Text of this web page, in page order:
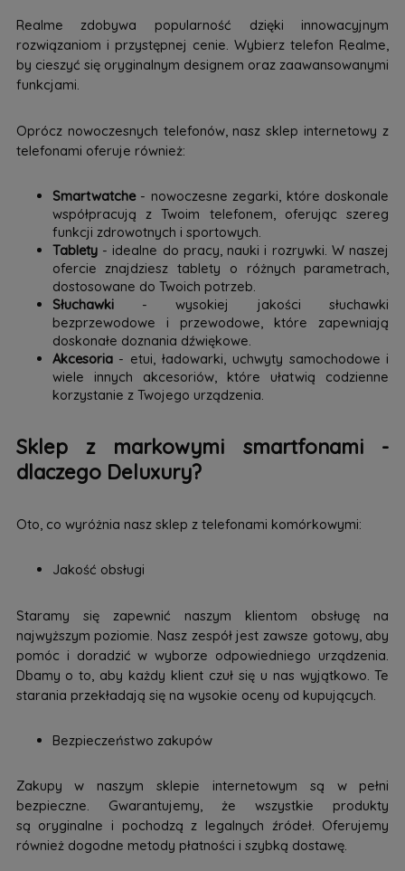
Realme zdobywa popularność dzięki innowacyjnym
rozwiązaniom i przystępnej cenie. Wybierz telefon Realme,
by cieszyć się oryginalnym designem oraz zaawansowanymi
funkcjami.
Oprócz nowoczesnych telefonów, nasz sklep internetowy z
telefonami oferuje również:
Smartwatche- nowoczesne zegarki, które doskonale
współpracują z Twoim telefonem, oferując szereg
funkcji zdrowotnych i sportowych.
Tablety- idealne do pracy, nauki i rozrywki. W naszej
ofercie znajdziesz tablety o różnych parametrach,
dostosowane do Twoich potrzeb.
Słuchawki- wysokiej jakości słuchawki
bezprzewodowe i przewodowe, które zapewniają
doskonałe doznania dźwiękowe.
Akcesoria- etui, ładowarki, uchwyty samochodowe i
wiele innych akcesoriów, które ułatwią codzienne
korzystanie z Twojego urządzenia.
Sklep z markowymi smartfonami -
dlaczego Deluxury?
Oto, co wyróżnia nasz sklep z telefonami komórkowymi:
Jakość obsługi
Staramy się zapewnić naszym klientom obsługę na
najwyższym poziomie. Nasz zespół jest zawsze gotowy, aby
pomóc i doradzić w wyborze odpowiedniego urządzenia.
Dbamy o to, aby każdy klient czuł się u nas wyjątkowo. Te
starania przekładają się na wysokie oceny od kupujących.
Bezpieczeństwo zakupów
Zakupy w naszym sklepie internetowym są w pełni
bezpieczne. Gwarantujemy, że wszystkie produkty
są oryginalne i pochodzą z legalnych źródeł. Oferujemy
również dogodne metody płatności i szybką dostawę.